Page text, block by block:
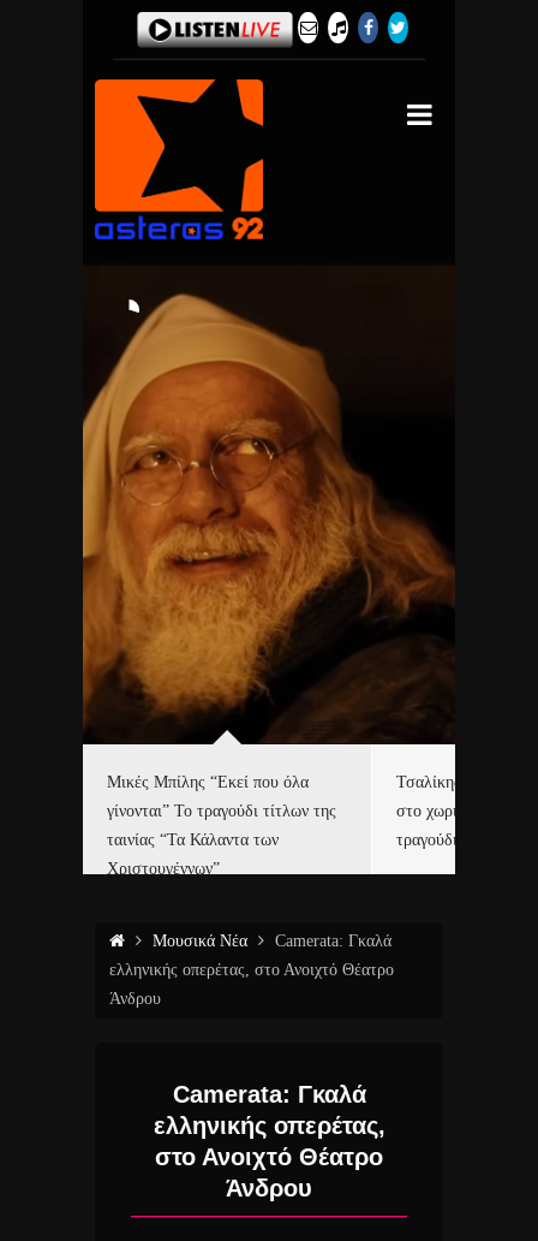
Μικές Μπίλης “Εκεί που όλα
γίνονται” Το τραγούδι τίτλων της
ταινίας “Τα Κάλαντα των
Χριστουγέννων”
Τσαλίκης,
στο χωριό του Άι
τραγούδι και video
Μουσικά Νέα
Camerata: Γκαλά
ελληνικής οπερέτας, στο Ανοιχτό Θέατρο
Άνδρου
Camerata: Γκαλά
ελληνικής οπερέτας,
στο Ανοιχτό Θέατρο
Άνδρου